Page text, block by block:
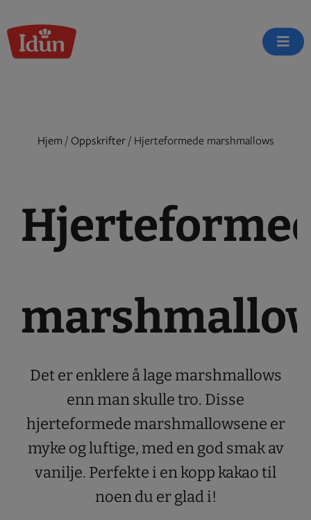
to
content
Hjem / Oppskrifter/ Hjerteformede marshmallows
Det er enklere å lage marshmallows
enn man skulle tro. Disse
hjerteformede marshmallowsene er
myke og luftige, med en god smak av
vanilje. Perfekte i en kopp kakao til
noen du er glad i!